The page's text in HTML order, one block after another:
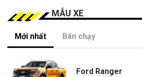
MẪU XE
Mới nhất Bán chạy
Ford Ranger